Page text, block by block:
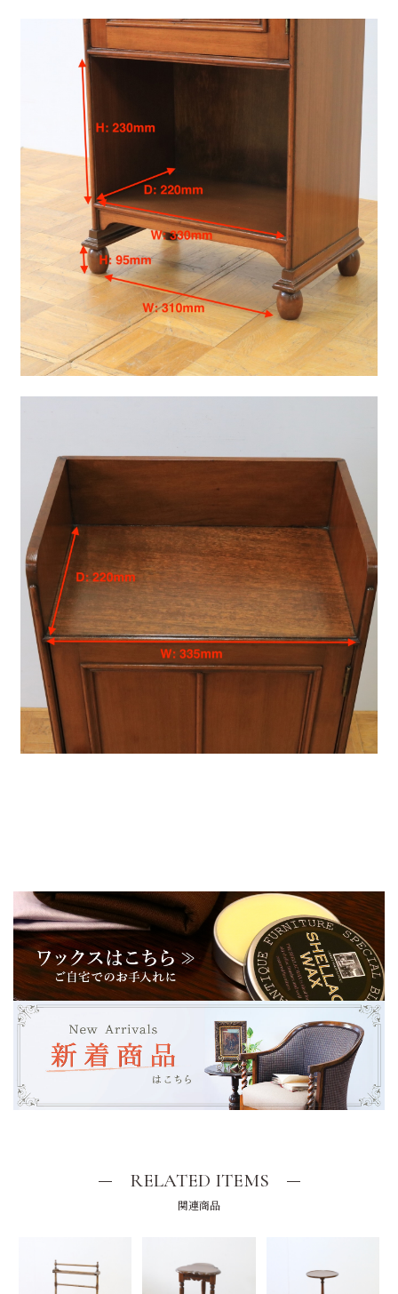
RELATED ITEMS
関連商品